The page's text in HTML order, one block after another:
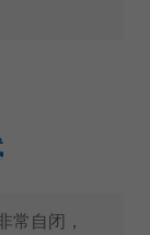
常自闭，